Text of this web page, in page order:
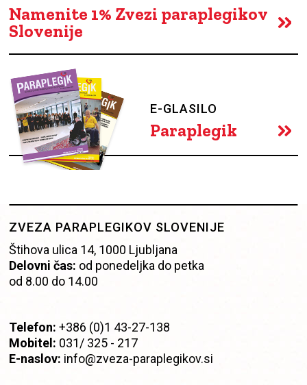
Namenite 1% Zvezi paraplegikov
Slovenije
E-GLASILO
Paraplegik
ZVEZA PARAPLEGIKOV SLOVENIJE
Štihova ulica 14, 1000 Ljubljana
Delovni čas: od ponedeljka do petka
od 8.00 do 14.00
Telefon:+386 (0)1 43-27-138
Mobitel: 031/ 325 - 217
E-naslov: info@zveza-paraplegikov.si